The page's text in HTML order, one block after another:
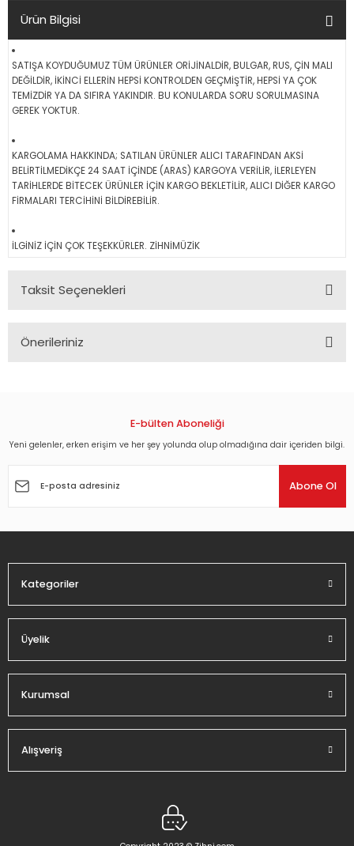
Ürün Bilgisi
SATIŞA KOYDUĞUMUZ TÜM ÜRÜNLER ORİJİNALDİR, BULGAR, RUS, ÇİN MALI
DEĞİLDİR, İKİNCİ ELLERİN HEPSİ KONTROLDEN GEÇMİŞTİR, HEPSİ YA ÇOK
TEMİZDİR YA DA SIFIRA YAKINDIR. BU KONULARDA SORU SORULMASINA
GEREK YOKTUR.
KARGOLAMA HAKKINDA; SATILAN ÜRÜNLER ALICI TARAFINDAN AKSİ
BELİRTİLMEDİKÇE 24 SAAT İÇİNDE (ARAS) KARGOYA VERİLİR, İLERLEYEN
TARİHLERDE BİTECEK ÜRÜNLER İÇİN KARGO BEKLETİLİR, ALICI DİĞER KARGO
FİRMALARI TERCİHİNİ BİLDİREBİLİR.
İLGİNİZ İÇİN ÇOK TEŞEKKÜRLER. ZİHNİMÜZİK
Taksit Seçenekleri
Önerileriniz
Görüş ve önerileriniz için teşekkür ederiz.
Ürün açıklamasında eksik bilgiler bulunuyor.
E-bülten Aboneliği
Yeni gelenler, erken erişim ve her şey yolunda olup olmadığına dair içeriden bilgi.
Abone Ol
Kategoriler
Üyelik
Kurumsal
Alışveriş